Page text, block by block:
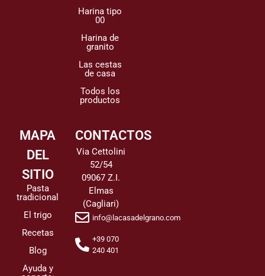
Harina tipo
00
Harina de
granito
Las cestas
de casa
Todos los
productos
MAPA
DEL
SITIO
Pasta
tradicional
El trigo
Recetas
Blog
Ayuda y
CONTACTOS
Via Cettolini
52/54
09067 Z.I.
Elmas
(Cagliari)
info@lacasadelgrano.com
+39 070
240 401